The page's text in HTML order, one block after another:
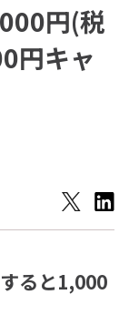
円(税
円キャ
ると1,000